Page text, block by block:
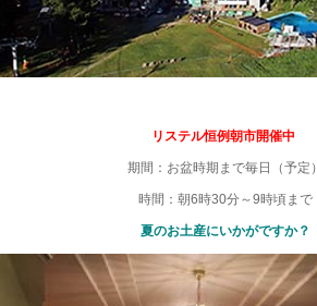
リステル恒例朝市開催中
期間：お盆時期まで毎日（予定）
時間：朝6時30分～9時頃まで
夏のお土産にいかがですか？